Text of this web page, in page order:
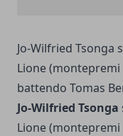
Jo-Wilfried Tsonga
Lione
battendo Tomas
Jo-Wilfried Tsonga
Lione